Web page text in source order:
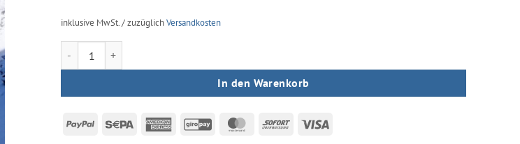
inklusive MwSt. / zuzüglichVersandkosten
In den Warenkorb
PayPal Sepa
AmericanGiroPay MasterCardSofort Visa